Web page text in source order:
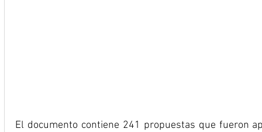
El documento contiene 241 propuestas que fueron